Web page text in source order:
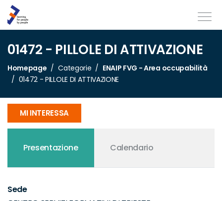
01472 - PILLOLE DI ATTIVAZIONE
Homepage Categorie
ENAIP FVG - Area occupabilità
01472 - PILLOLE DI ATTIVAZIONE
MI INTERESSA
Presentazione Calendario
Sede